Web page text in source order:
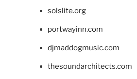
solslite.org
portwayinn.com
djmaddogmusic.com
thesoundarchitects.com